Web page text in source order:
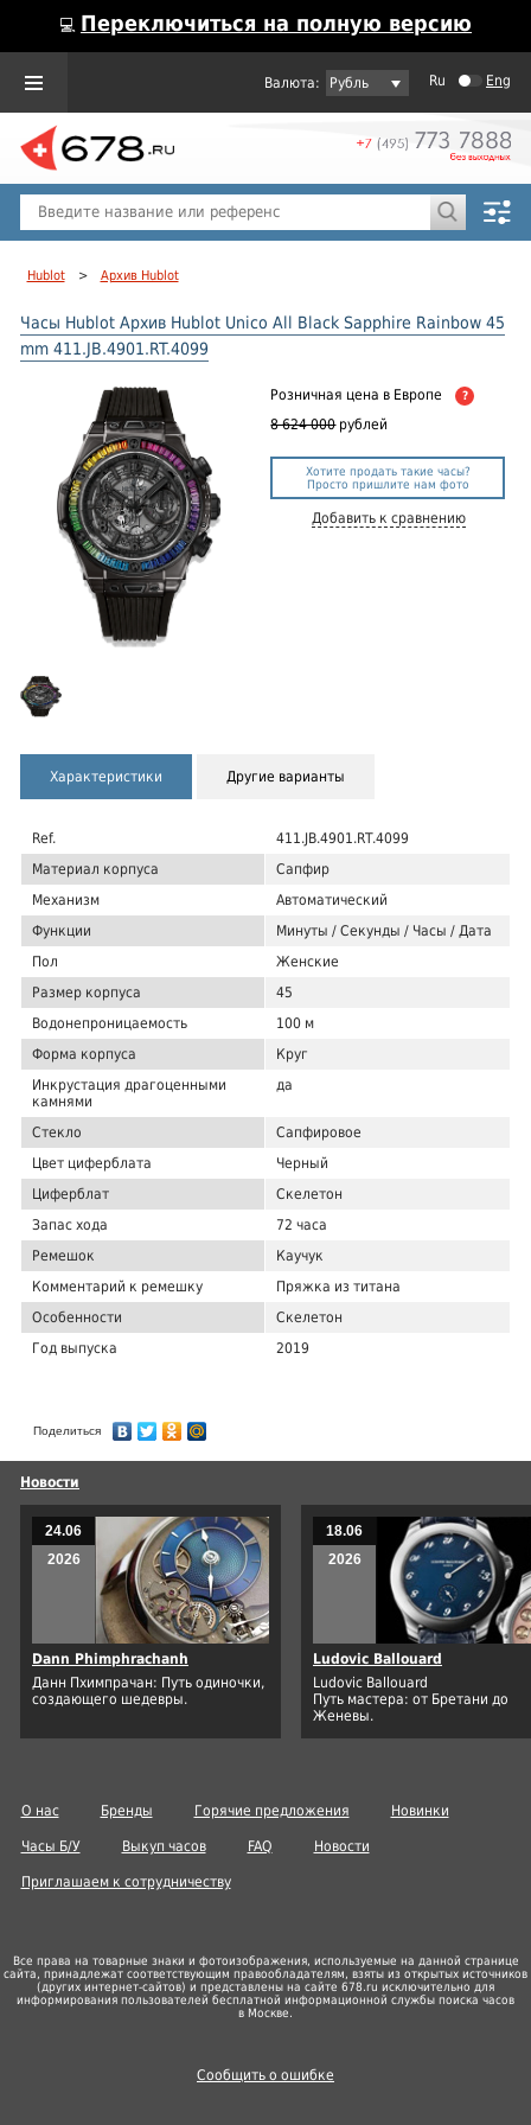
💻 Переключиться на полную версию
Рубль Ru Eng
Hublot > Архив Hublot
Часы Hublot Архив Hublot Unico All Black Sapphire Rainbow 45
mm 411.JB.4901.RT.4099
Розничная цена в Европе ?
8 624 000 рублей
Хотите продать такие часы?
Просто пришлите нам фото
Добавить к сравнению
Характеристики Другие варианты
Ref.
411.JB.4901.RT.4099
Материал корпуса
Сапфир
Механизм
Автоматический
Функции
Минуты / Секунды / Часы / Дата
Пол
Женские
Размер корпуса
45
Водонепроницаемость
100 м
Форма корпуса
Круг
Инкрустация драгоценными
камнями
да
Стекло
Сапфировое
Цвет циферблата
Черный
Циферблат
Скелетон
Запас хода
72 часа
Ремешок
Каучук
Комментарий к ремешку
Пряжка из титана
Особенности
Скелетон
Год выпуска
2019
Поделиться
Новости
24.06
2026
Dann Phimphrachanh
Данн Пхимпрачан: Путь одиночки,
создающего шедевры.
18.06
2026
Ludovic Ballouard
Ludovic Ballouard
Путь мастера: от Бретани до
Женевы.
О нас Бренды Горячие предложения Новинки
Часы Б/У Выкуп часов FAQ Новости
Приглашаем к сотрудничеству
Все права на товарные знаки и фотоизображения, используемые на данной странице
сайта, принадлежат соответствующим правообладателям, взяты из открытых источников
(других интернет-сайтов) и представлены на сайте 678.ru исключительно для
информирования пользователей бесплатной информационной службы поиска часов
в Москве.
Сообщить о ошибке